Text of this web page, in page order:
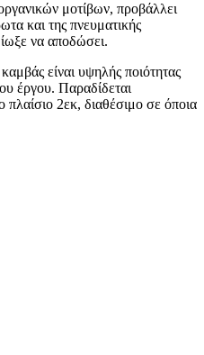
μοτίβων, προβάλλει
και της πνευματικής
να αποδώσει.
είναι υψηλής ποιότητας
έργου. Παραδίδεται
πλαίσιο 2εκ, διαθέσιμο σε όποια